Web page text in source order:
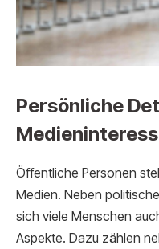
Persönliche
Öffentliche Personen
Medien. Neben
sich viele Menschen
Aspekte. Dazu zählen